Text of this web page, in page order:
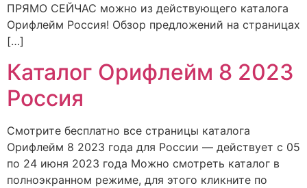
ПРЯМО СЕЙЧАС можно из действующего каталога
Орифлейм Россия! Обзор предложений на страницах
[…]
Каталог Орифлейм 8 2023
Россия
Смотрите бесплатно все страницы каталога
Орифлейм 8 2023 года для России — действует с 05
по 24 июня 2023 года Можно смотреть каталог в
полноэкранном режиме, для этого кликните по